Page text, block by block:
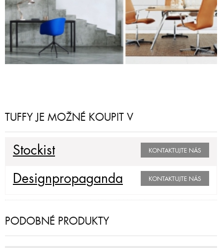
TUFFY JE MOŽNÉ KOUPIT V
Stockist KONTAKTUJTE NÁS
Designpropaganda KONTAKTUJTE NÁS
PODOBNÉ PRODUKTY